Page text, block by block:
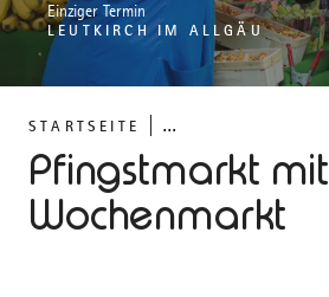
STARTSEITE ...
Pfingstmarkt mit
Wochenmarkt
Einziger Termin
LEUTKIRCH IM ALLGÄU